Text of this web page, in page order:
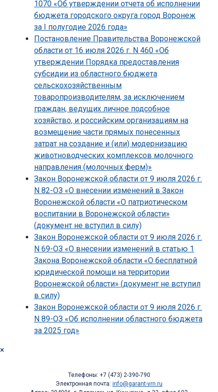
1070 «Об утверждении отчета об исполнении
бюджета городского округа город Воронеж
за I полугодие 2026 года»
Постановление Правительства Воронежской
области от 16 июля 2026 г. N 460 «Об
утверждении Порядка предоставления
субсидии из областного бюджета
сельскохозяйственным
товаропроизводителям, за исключением
граждан, ведущих личное подсобное
хозяйство, и российским организациям на
возмещение части прямых понесенных
затрат на создание и (или) модернизацию
животноводческих комплексов молочного
направления (молочных ферм)»
Закон Воронежской области от 9 июля 2026 г.
N 82-ОЗ «О внесении изменений в Закон
Воронежской области «О патриотическом
воспитании в Воронежской области»
(документ не вступил в силу)
Закон Воронежской области от 9 июля 2026 г.
N 69-ОЗ «О внесении изменений в статью 1
Закона Воронежской области «О бесплатной
юридической помощи на территории
Воронежской области» (документ не вступил
в силу)
Закон Воронежской области от 9 июля 2026 г.
N 89-ОЗ «Об исполнении областного бюджета
за 2025 год»
×
Телефоны: +7 (473) 2-390-790
Электронная почта: info@garant-vrn.ru